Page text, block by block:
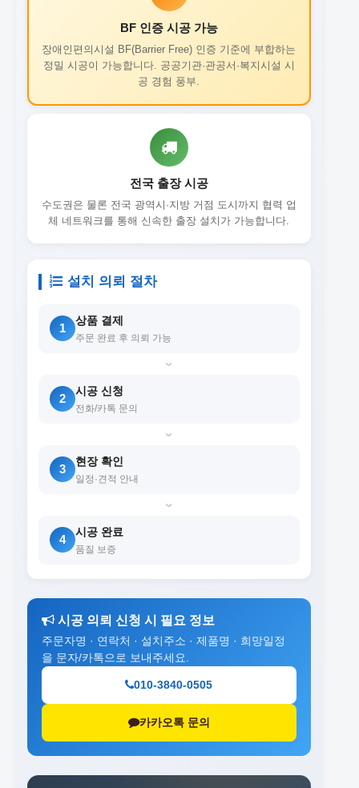
BF 인증 시공 가능
장애인편의시설 BF(Barrier Free) 인증 기준에 부합하는
정밀 시공이 가능합니다. 공공기관·관공서·복지시설 시
공 경험 풍부.
전국 출장 시공
수도권은 물론 전국 광역시·지방 거점 도시까지 협력 업
체 네트워크를 통해 신속한 출장 설치가 가능합니다.
설치 의뢰 절차
1
상품 결제
주문 완료 후 의뢰 가능
›
2
시공 신청
전화/카톡 문의
›
3
현장 확인
일정·견적 안내
›
4
시공 완료
품질 보증
시공 의뢰 신청 시 필요 정보
주문자명 · 연락처 · 설치주소 · 제품명 · 희망일정
을 문자/카톡으로 보내주세요.
010-3840-0505
카카오톡 문의